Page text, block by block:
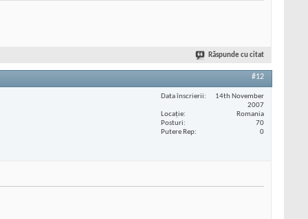
Răspunde cu citat
#12
Data înscrierii
14th November
2007
Locaţie
Romania
Posturi
70
Putere Rep
0